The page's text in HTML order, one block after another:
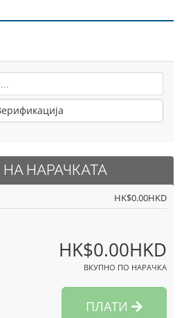
НАРАЧКАТА
HK$0.00HKD
HK$0.00HKD
ВКУПНО ПО НАРАЧКА
ПЛАТИ